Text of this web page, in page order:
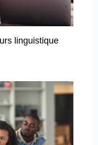
linguistique